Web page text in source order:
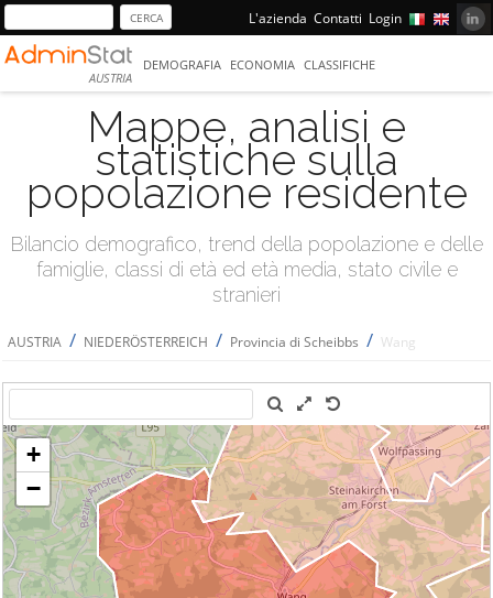
L'azienda Contatti Login
AUSTRIA
DEMOGRAFIA ECONOMIA CLASSIFICHE
Mappe, analisi e
statistiche sulla
popolazione residente
Bilancio demografico, trend della popolazione e delle
famiglie, classi di età ed età media, stato civile e
stranieri
AUSTRIA / NIEDERÖSTERREICH / Provincia di Scheibbs / Wang